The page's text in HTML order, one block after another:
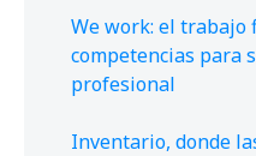
We work: el
competencias para
profesional
Inventario, donde